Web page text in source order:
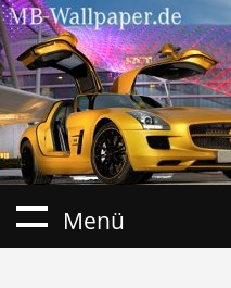
Menü